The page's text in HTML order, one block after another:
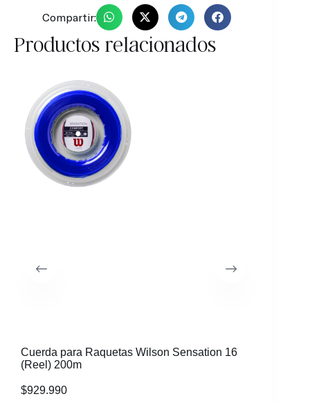
Compartir:
Productos relacionados
Cuerda para Raquetas Wilson Sensation 16
(Reel) 200m
$929.990